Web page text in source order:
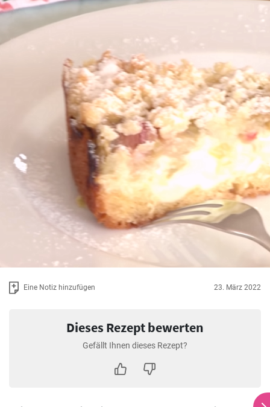
Eine Notiz hinzufügen 23. März 2022
Dieses Rezept bewerten
Gefällt Ihnen dieses Rezept?